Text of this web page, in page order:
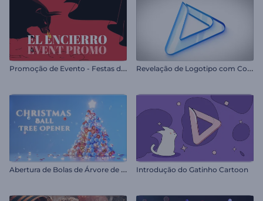
P
romoção de Evento - Festas de São Firmino R
evelação de Logotipo com Contornos Limpos
A
bertura de Bolas de Árvore de Natal Introdução do Gatinho Cartoon